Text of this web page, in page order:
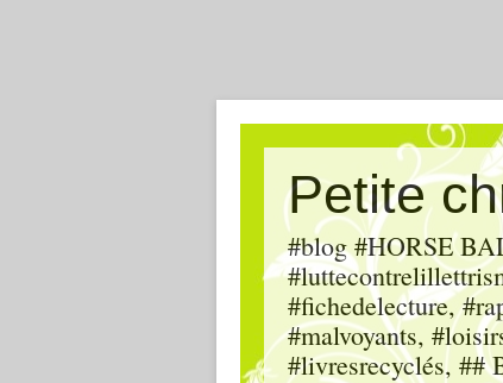
Petite
#blog #HORSE
#fichedelecture,
#malvoyants,
#livresrecyclés, ##